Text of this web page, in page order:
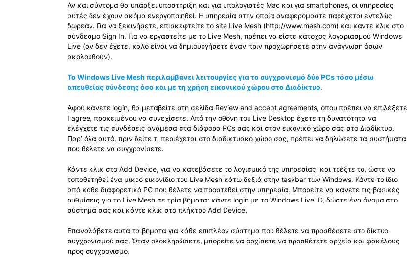
Αν και σύντομα θα υπάρξει υποστήριξη και για υπολογιστές Mac και για smartphones, οι υπηρεσίες
αυτές δεν έχουν ακόμα ενεργοποιηθεί. Η υπηρεσία στην οποία αναφερόμαστε παρέχεται εντελώς
δωρεάν. Για να ξεκινήσετε, επισκεφτείτε το site Live Mesh (http://www.mesh.com) και κάντε κλικ στο
σύνδεσμο Sign In. Για να εργαστείτε με το Live Mesh, πρέπει να είστε κάτοχος λογαριασμού Windows
Live (αν δεν έχετε, καλό είναι να δημιουργήσετε έναν πριν προχωρήσετε στην ανάγνωση όσων
ακολουθούν).
Το Windows Live Mesh περιλαμβάνει λειτουργίες για το συγχρονισμό δύο PCs τόσο μέσω
απευθείας σύνδεσης όσο και με τη χρήση εικονικού χώρου στο Διαδίκτυο.
Αφού κάνετε login, θα μεταβείτε στη σελίδα Review and accept agreements, όπου πρέπει να επιλέξετε
I agree, προκειμένου να συνεχίσετε. Από την οθόνη του Live Desktop έχετε τη δυνατότητα να
ελέγχετε τις συνδέσεις ανάμεσα στα διάφορα PCs σας και στον εικονικό χώρο σας στο Διαδίκτυο.
Παρ’ όλα αυτά, πριν δείτε τι περιέχεται στο διαδικτυακό χώρο σας, πρέπει να δηλώσετε τα συστήματα
που θέλετε να συγχρονίσετε.
Κάντε κλικ στο Add Device, για να κατεβάσετε το λογισμικό της υπηρεσίας, και τρέξτε το, ώστε να
τοποθετηθεί ένα μικρό εικονίδιο του Live Mesh κάτω δεξιά στην taskbar των Windows. Κάντε το ίδιο
από κάθε διαφορετικό PC που θέλετε να προστεθεί στην υπηρεσία. Μπορείτε να κάνετε τις βασικές
ρυθμίσεις για το Live Mesh σε τρία βήματα: κάντε login με το Windows Live ID, δώστε ένα όνομα στο
σύστημά σας και κάντε κλικ στο πλήκτρο Add Device.
Επαναλάβετε αυτά τα βήματα για κάθε επιπλέον σύστημα που θέλετε να προσθέσετε στο δίκτυο
συγχρονισμού σας. Όταν ολοκληρώσετε, μπορείτε να αρχίσετε να προσθέτετε αρχεία και φακέλους
προς συγχρονισμό.